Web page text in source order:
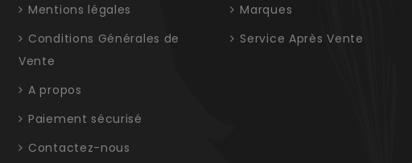
Mentions légales
Conditions Générales de
Vente
A propos
Paiement sécurisé
Contactez-nous
Marques
Service Après Vente